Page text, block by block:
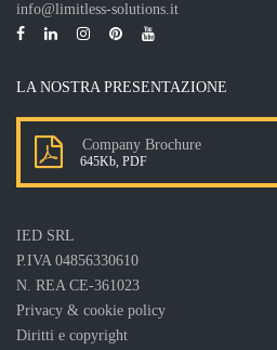
info@limitless-solutions.it
LA NOSTRA PRESENTAZIONE
Company Brochure
645Kb, PDF
IED SRL
P.IVA 04856330610
N. REA CE-361023
Privacy & cookie policy
Diritti e copyright